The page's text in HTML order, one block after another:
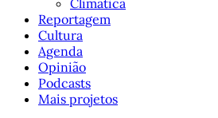
Reportagem
Cultura
Agenda
Opinião
Podcasts
Mais projetos